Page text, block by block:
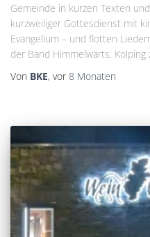
Gemeinde in kurzen Texten
kurzweiliger Gottesdienst mit
Evangelium – und flotten
der Band Himmelwärts. Kolping
Von BKE, vor8 Monaten